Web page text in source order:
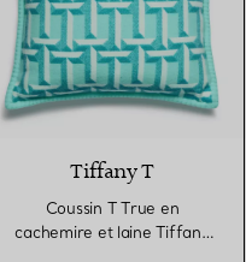
3 Couleurs
Tiffany T
Coussin T True en
cachemire et laine Tiffany